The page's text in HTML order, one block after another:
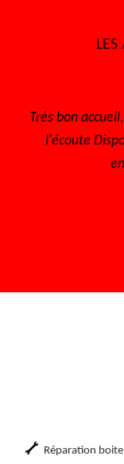
LES
Très bon accueil,
l'écoute
Réparation